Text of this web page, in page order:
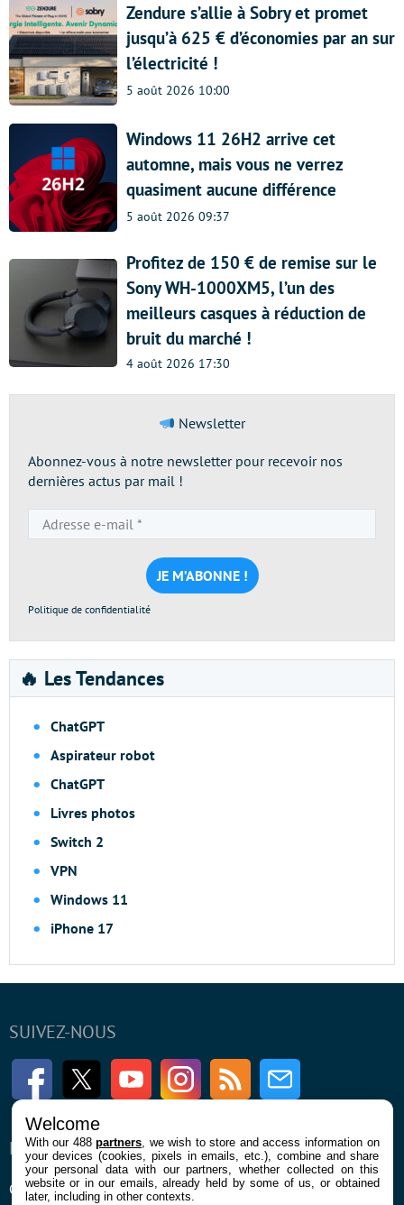
Zendure s’allie à Sobry et promet
jusqu’à 625 € d’économies par an sur
l’électricité !
5 août 2026 10:00
Windows 11 26H2 arrive cet
automne, mais vous ne verrez
quasiment aucune différence
5 août 2026 09:37
Profitez de 150 € de remise sur le
Sony WH-1000XM5, l’un des
meilleurs casques à réduction de
bruit du marché !
4 août 2026 17:30
Newsletter
Abonnez-vous à notre newsletter pour recevoir nos
dernières actus par mail !
e-
mail
*
Politique de confidentialité
🔥 Les Tendances
ChatGPT
Aspirateur robot
ChatGPT
Livres photos
Switch 2
VPN
Windows 11
iPhone 17
SUIVEZ-NOUS
FacebookTwitter Youtube InstagramRSS Newsletter
ENTREPRISE
Qui sommes nous
À PROPOS
La rédaction
Welcome
With our 488partners , we wish to store and access information on
your devices (cookies, pixels in emails, etc.), combine and share
your personal data with our partners, whether collected on this
website or in our emails, already held by some of us, or obtained
later, including in other contexts.